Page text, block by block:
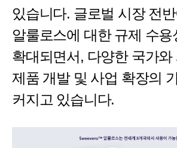
있습니다. 글로벌 시장 전
알룰로스에 대한 규제 수용
확대되면서, 다양한 국가와
제품 개발 및 사업 확장의
커지고 있습니다.